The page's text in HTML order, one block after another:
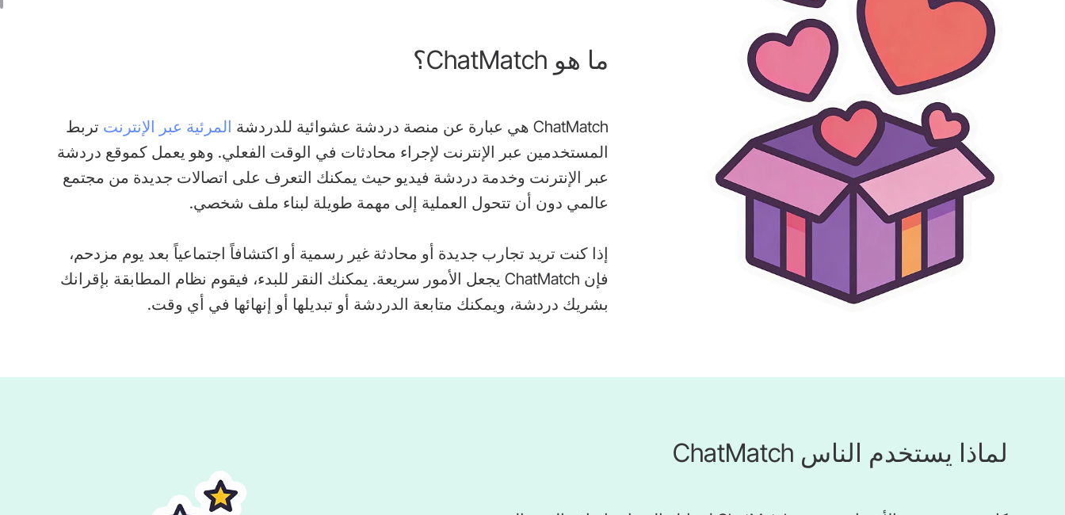
ما هو ChatMatch؟
ChatMatch هي عبارة عن منصة دردشة عشوائية للدردشة المرئية عبر الإنترنت تربط
المستخدمين عبر الإنترنت لإجراء محادثات في الوقت الفعلي. وهو يعمل كموقع دردشة
عبر الإنترنت وخدمة دردشة فيديو حيث يمكنك التعرف على اتصالات جديدة من مجتمع
عالمي دون أن تتحول العملية إلى مهمة طويلة لبناء ملف شخصي.
إذا كنت تريد تجارب جديدة أو محادثة غير رسمية أو اكتشافاً اجتماعياً بعد يوم مزدحم،
فإن ChatMatch يجعل الأمور سريعة. يمكنك النقر للبدء، فيقوم نظام المطابقة بإقرانك
بشريك دردشة، ويمكنك متابعة الدردشة أو تبديلها أو إنهائها في أي وقت.
لماذا يستخدم الناس ChatMatch